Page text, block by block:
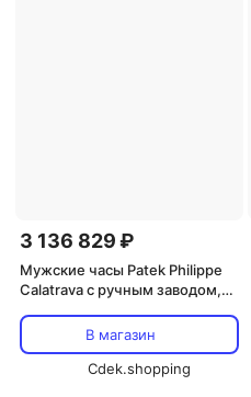
3 136 829 ₽
Мужские часы Patek Philippe
Calatrava с ручным заводом,
6119R-001В магазин
Cdek.shopping